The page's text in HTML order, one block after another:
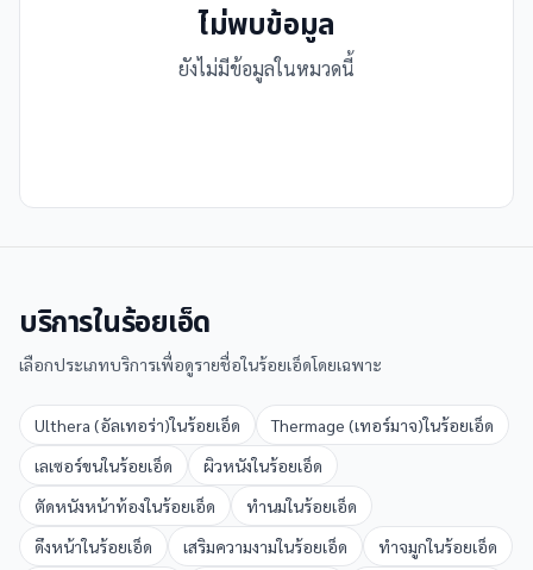
ไม่พบข้อมูล
ยังไม่มีข้อมูลในหมวดนี้
บริการในร้อยเอ็ด
เลือกประเภทบริการเพื่อดูรายชื่อในร้อยเอ็ดโดยเฉพาะ
Ulthera (อัลเทอร่า)ในร้อยเอ็ด Thermage (เทอร์มาจ)ในร้อยเอ็ด
เลเซอร์ขนในร้อยเอ็ด ผิวหนังในร้อยเอ็ด
ตัดหนังหน้าท้องในร้อยเอ็ด ทำนมในร้อยเอ็ด
ดึงหน้าในร้อยเอ็ด เสริมความงามในร้อยเอ็ด ทำจมูกในร้อยเอ็ด